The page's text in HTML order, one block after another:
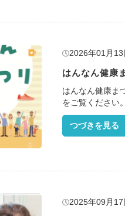
2026年01月13
はんなん健康
はんなん健康ま
をご覧ください
つづきを見る
2025年09月17